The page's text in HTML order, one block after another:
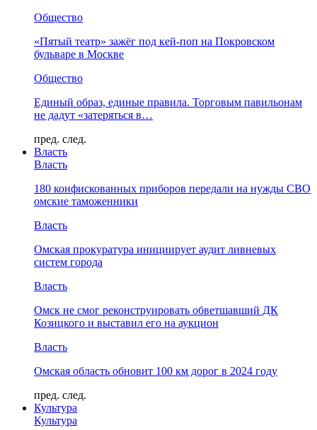
Общество
«Пятый театр» зажёг под кей-поп на Покровском
бульваре в Москве
Общество
Единый образ, единые правила. Торговым павильонам
не дадут «затеряться в…
пред. след.
Власть
Власть
180 конфискованных приборов передали на нужды СВО
омские таможенники
Власть
Омская прокуратура инициирует аудит ливневых
систем города
Власть
Омск не смог реконструировать обветшавший ДК
Козицкого и выставил его на аукцион
Власть
Омская область обновит 100 км дорог в 2024 году
пред. след.
Культура
Культура